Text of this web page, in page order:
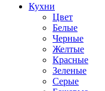
Кухни
Цвет
Белые
Черные
Желтые
Красные
Зеленые
Серые